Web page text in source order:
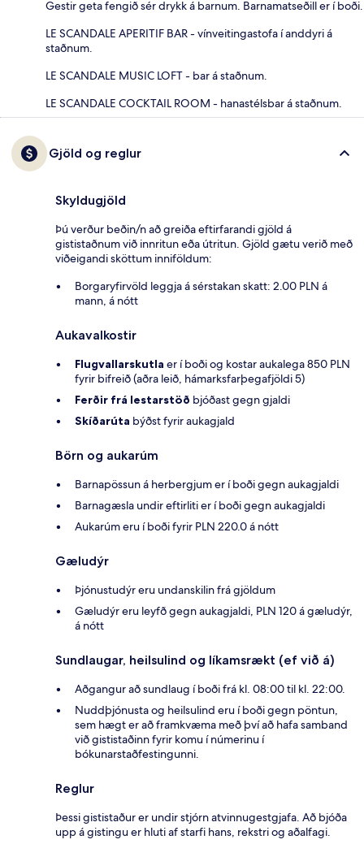
Gestir geta fengið sér drykk á barnum. Barnamatseðill er í boði.
LE SCANDALE APERITIF BAR - vínveitingastofa í anddyri á
staðnum.
LE SCANDALE MUSIC LOFT - bar á staðnum.
LE SCANDALE COCKTAIL ROOM - hanastélsbar á staðnum.
Gjöld og reglur
Skyldugjöld
Þú verður beðin/n að greiða eftirfarandi gjöld á
gististaðnum við innritun eða útritun. Gjöld gætu verið með
viðeigandi sköttum inniföldum:
Borgaryfirvöld leggja á sérstakan skatt: 2.00 PLN á
mann, á nótt
Aukavalkostir
Flugvallarskutla er í boði og kostar aukalega 850 PLN
fyrir bifreið (aðra leið, hámarksfarþegafjöldi 5)
Ferðir frá lestarstöð bjóðast gegn gjaldi
Skíðarúta býðst fyrir aukagjald
Börn og aukarúm
Barnapössun á herbergjum er í boði gegn aukagjaldi
Barnagæsla undir eftirliti er í boði gegn aukagjaldi
Aukarúm eru í boði fyrir PLN 220.0 á nótt
Gæludýr
Þjónustudýr eru undanskilin frá gjöldum
Gæludýr eru leyfð gegn aukagjaldi, PLN 120 á gæludýr,
á nótt
Sundlaugar, heilsulind og líkamsrækt (ef við á)
Aðgangur að sundlaug í boði frá kl. 08:00 til kl. 22:00.
Nuddþjónusta og heilsulind eru í boði gegn pöntun,
sem hægt er að framkvæma með því að hafa samband
við gististaðinn fyrir komu í númerinu í
bókunarstaðfestingunni.
Reglur
Þessi gististaður er undir stjórn atvinnugestgjafa. Að bjóða
upp á gistingu er hluti af starfi hans, rekstri og aðalfagi.